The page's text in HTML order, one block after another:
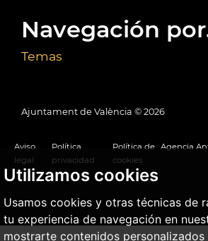
Utilizamos cookies
Usamos cookies y otras técnicas de
tu experiencia de navegación en
mostrarte contenidos personalizados
Navegación
Temas
Ajuntament de València © 2026
Aviso
legal
Política
privacidad
Política de
cookies
Agencia